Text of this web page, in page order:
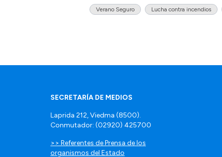
Verano Seguro Lucha contra incendios
SECRETARÍA DE MEDIOS
Laprida 212, Viedma (8500).
Conmutador: (02920) 425700
>> Referentes de Prensa de los
organismos del Estado